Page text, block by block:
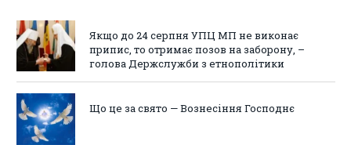
Якщо до 24 серпня УПЦ МП не виконає
припис, то отримає позов на заборону, –
голова Держслужби з етнополітики
Що це за свято — Вознесіння Господнє